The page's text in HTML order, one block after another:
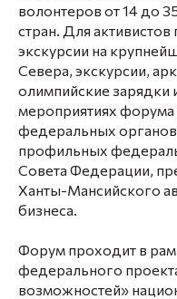
волонтеров от 14 до
стран. Для
экскурсии на
Севера, экскурсии,
олимпийские зарядки
мероприятиях форума
федеральных органов
профильных
Совета Федерации,
Ханты-Мансийского
бизнеса.
Форум проходит в
федерального
возможностей»